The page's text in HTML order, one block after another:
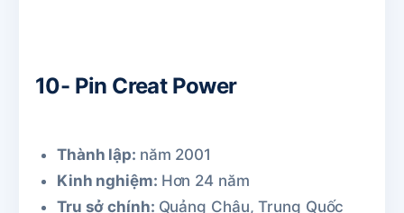
10- Pin Creat Power
Thành lập: năm 2001
Kinh nghiệm: Hơn 24 năm
Trụ sở chính: Quảng Châu, Trung Quốc